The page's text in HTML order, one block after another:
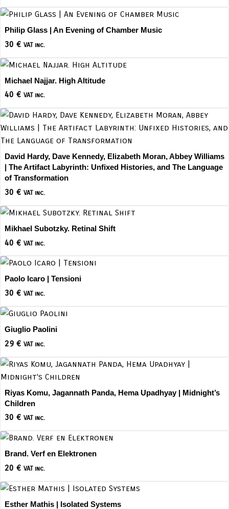
Philip Glass | An Evening of Chamber Music
30 € VAT inc.
Michael Najjar. High Altitude
40 € VAT inc.
David Hardy, Dave Kennedy, Elizabeth Moran, Abbey Williams
| The Artifact Labyrinth: Unfixed Histories, and The Language
of Transformation
30 € VAT inc.
Mikhael Subotzky. Retinal Shift
40 € VAT inc.
Paolo Icaro | Tensioni
30 € VAT inc.
Giuglio Paolini
29 € VAT inc.
Riyas Komu, Jagannath Panda, Hema Upadhyay | Midnight’s
Children
30 € VAT inc.
Brand. Verf en Elektronen
20 € VAT inc.
Esther Mathis | Isolated Systems